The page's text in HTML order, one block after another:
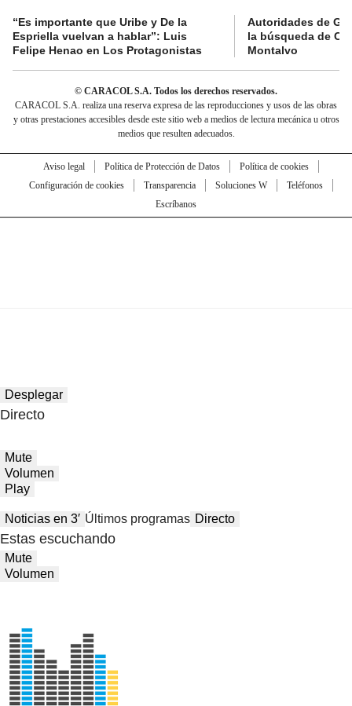
“Es importante que Uribe y De la
Espriella vuelvan a hablar”: Luis
Felipe Henao en Los Protagonistas
Autoridades de
la búsqueda de
Montalvo
© CARACOL S.A. Todos los derechos reservados.
CARACOL S.A. realiza una reserva expresa de las reproducciones y usos de las obras
y otras prestaciones accesibles desde este sitio web a medios de lectura mecánica u otros
medios que resulten adecuados.
Aviso legal Política de Protección de Datos
Política de cookies
Configuración de cookies
Transparencia Soluciones W
Teléfonos
Escríbanos
Desplegar
Directo
Mute
Volumen
Play
Noticias en 3′ Últimos programas Directo
Estas escuchando
Mute
Volumen